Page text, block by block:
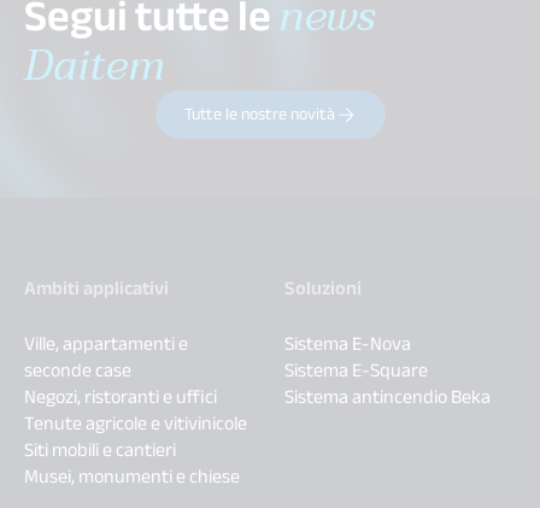
Segui tutte lenews
Daitem
Tutte le nostre novità
Ambiti applicativi
Ville, appartamenti e
seconde case
Negozi, ristoranti e uffici
Tenute agricole e vitivinicole
Siti mobili e cantieri
Musei, monumenti e chiese
Soluzioni
Sistema E-Nova
Sistema E-Square
Sistema antincendio Beka